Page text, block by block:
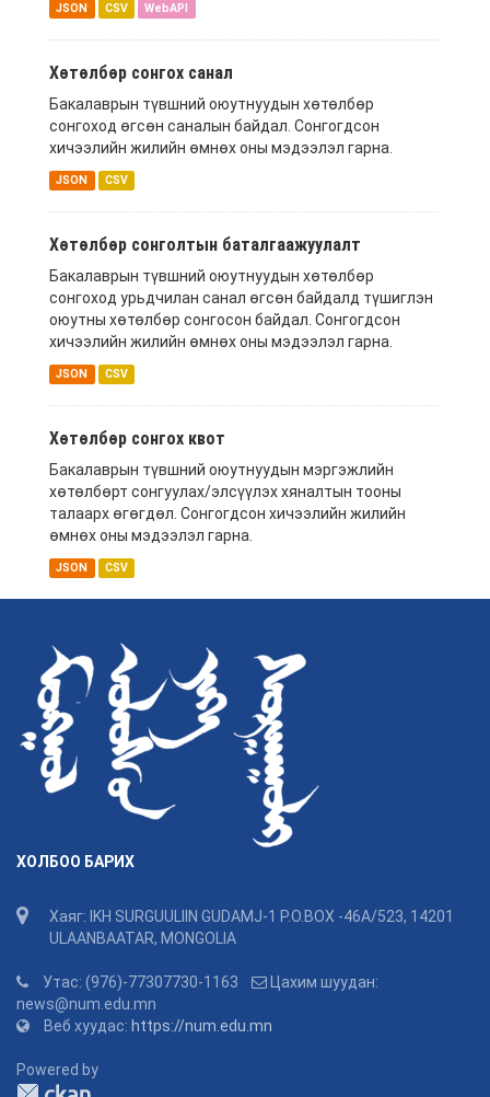
JSON CSV WebAPI
Хөтөлбөр сонгох санал
Бакалаврын түвшний оюутнуудын хөтөлбөр
сонгоход өгсөн саналын байдал. Сонгогдсон
хичээлийн жилийн өмнөх оны мэдээлэл гарна.
JSON CSV
Хөтөлбөр сонголтын баталгаажуулалт
Бакалаврын түвшний оюутнуудын хөтөлбөр
сонгоход урьдчилан санал өгсөн байдалд түшиглэн
оюутны хөтөлбөр сонгосон байдал. Сонгогдсон
хичээлийн жилийн өмнөх оны мэдээлэл гарна.
JSON CSV
Хөтөлбөр сонгох квот
Бакалаврын түвшний оюутнуудын мэргэжлийн
хөтөлбөрт сонгуулах/элсүүлэх хяналтын тооны
талаарх өгөгдөл. Сонгогдсон хичээлийн жилийн
өмнөх оны мэдээлэл гарна.
JSON CSV
ХОЛБОО БАРИХ
Хаяг: IKH SURGUULIIN GUDAMJ-1 P.O.BOX -46A/523, 14201
ULAANBAATAR, MONGOLIA
Утас: (976)-77307730-1163
Цахим шуудан:
news@num.edu.mn
Веб хуудас: https://num.edu.mn
Powered by